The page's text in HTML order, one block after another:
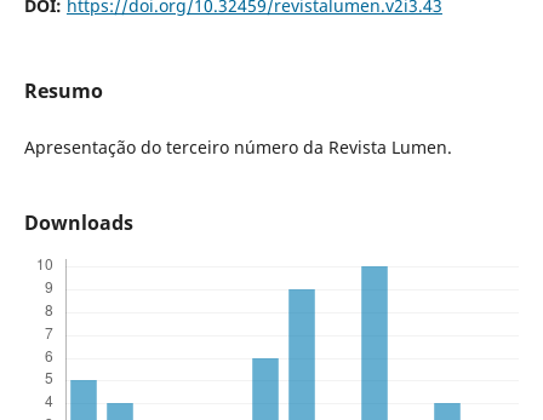
DOI: https://doi.org/10.32459/revistalumen.v2i3.43
Resumo
Apresentação do terceiro número da Revista Lumen.
Downloads